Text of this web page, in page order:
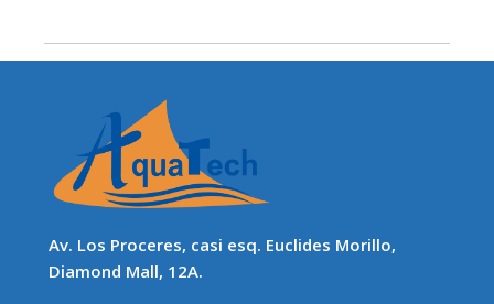
Av. Los Proceres, casi esq. Euclides Morillo,
Diamond Mall, 12A.